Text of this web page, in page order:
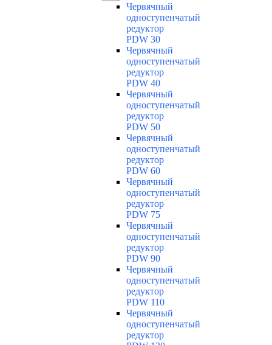
Червячный
одноступенчатый
редуктор
PDW 30
Червячный
одноступенчатый
редуктор
PDW 40
Червячный
одноступенчатый
редуктор
PDW 50
Червячный
одноступенчатый
редуктор
PDW 60
Червячный
одноступенчатый
редуктор
PDW 75
Червячный
одноступенчатый
редуктор
PDW 90
Червячный
одноступенчатый
редуктор
PDW 110
Червячный
одноступенчатый
редуктор